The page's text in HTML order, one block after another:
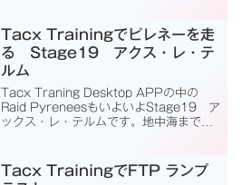
432m有りま...
Tacx Trainingでピレネーを走
る Stage19 アクス・レ・テ
ルム
Tacx Traning Desktop APPの中の
Raid PyreneesもいよいよStage19 ア
ックス・レ・テルムです。地中海までも
ようです。こ...
Tacx TrainingでFTP ランプ